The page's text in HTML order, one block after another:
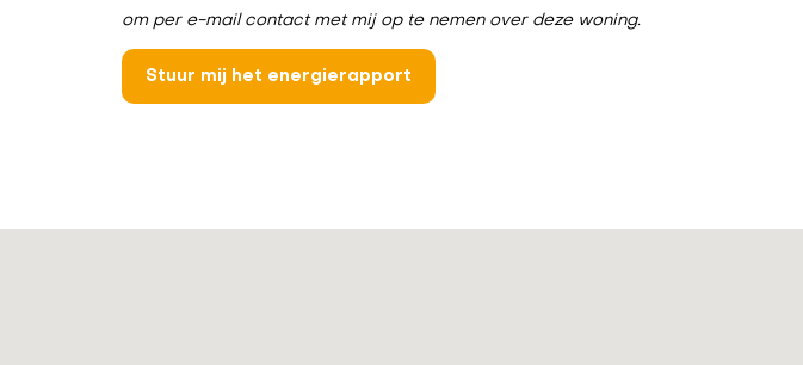
om per e-mail contact met mij op te nemen over deze woning.